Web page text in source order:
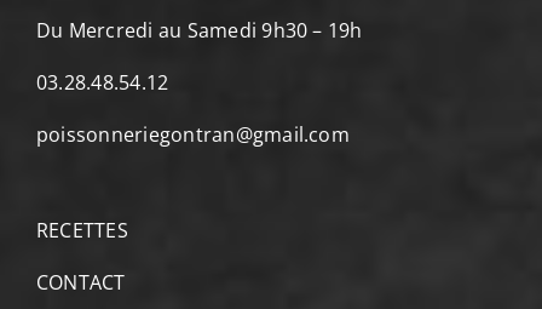
Du Mercredi au Samedi 9h30 – 19h
03.28.48.54.12
poissonneriegontran@gmail.com
RECETTES
CONTACT